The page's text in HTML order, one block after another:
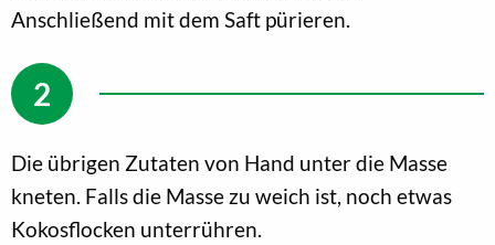
Anschließend mit dem Saft pürieren.
Die übrigen Zutaten von Hand unter die Masse
kneten. Falls die Masse zu weich ist, noch etwas
Kokosflocken unterrühren.